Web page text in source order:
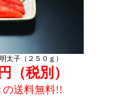
太子（２５０ｇ）
（税別）
の送料無料!!